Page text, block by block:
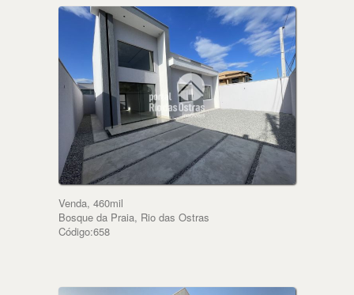
Venda, 460mil
Bosque da Praia, Rio das Ostras
Código:658